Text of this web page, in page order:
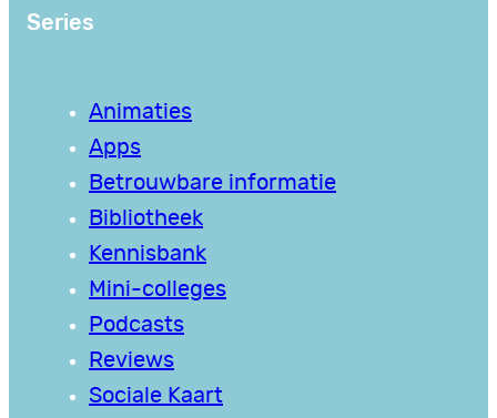
Series
Animaties
Apps
Betrouwbare informatie
Bibliotheek
Kennisbank
Mini-colleges
Podcasts
Reviews
Sociale Kaart